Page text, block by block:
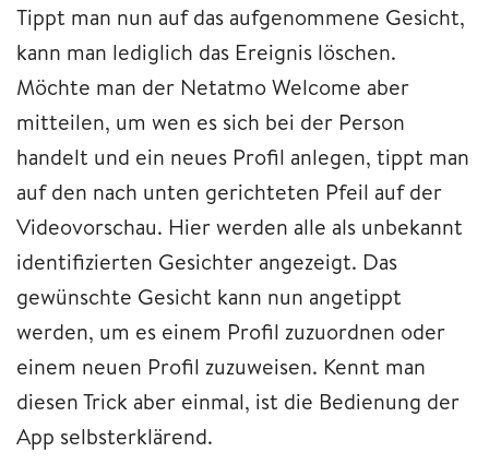
Tippt man nun auf das aufgenommene Gesicht,
kann man lediglich das Ereignis löschen.
Möchte man der Netatmo Welcome aber
mitteilen, um wen es sich bei der Person
handelt und ein neues Profil anlegen, tippt man
auf den nach unten gerichteten Pfeil auf der
Videovorschau. Hier werden alle als unbekannt
identifizierten Gesichter angezeigt. Das
gewünschte Gesicht kann nun angetippt
werden, um es einem Profil zuzuordnen oder
einem neuen Profil zuzuweisen. Kennt man
diesen Trick aber einmal, ist die Bedienung der
App selbsterklärend.